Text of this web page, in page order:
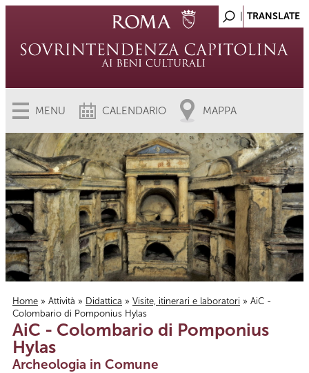
MENU CALENDARIO MAPPA
Tu sei qui
Home » Attività » Didattica » Visite, itinerari e laboratori » AiC -
Colombario di Pomponius Hylas
AiC - Colombario di Pomponius
Hylas
Archeologia in Comune